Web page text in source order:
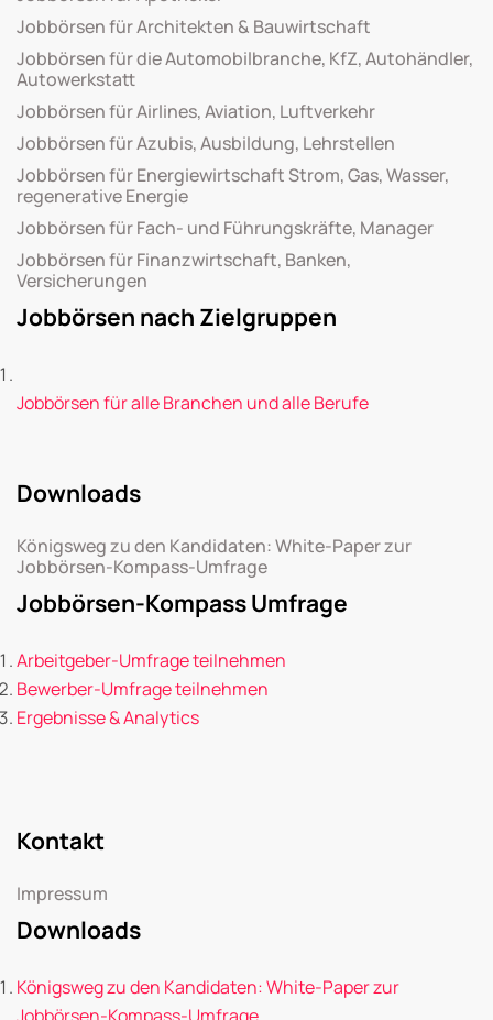
Jobbörsen für Architekten & Bauwirtschaft
Jobbörsen für die Automobilbranche, KfZ, Autohändler,
Autowerkstatt
Jobbörsen für Airlines, Aviation, Luftverkehr
Jobbörsen für Azubis, Ausbildung, Lehrstellen
Jobbörsen für Energiewirtschaft Strom, Gas, Wasser,
regenerative Energie
Jobbörsen für Fach- und Führungskräfte, Manager
Jobbörsen für Finanzwirtschaft, Banken,
Versicherungen
Jobbörsen nach Zielgruppen
Jobbörsen für alle Branchen und alle Berufe
Downloads
Königsweg zu den Kandidaten: White-Paper zur
Jobbörsen-Kompass-Umfrage
Jobbörsen-Kompass Umfrage
Arbeitgeber-Umfrage teilnehmen
Bewerber-Umfrage teilnehmen
Ergebnisse & Analytics
Kontakt
Impressum
Downloads
Königsweg zu den Kandidaten: White-Paper zur